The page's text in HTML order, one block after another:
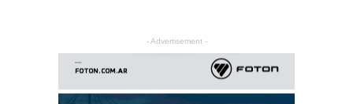
- Advertisement -